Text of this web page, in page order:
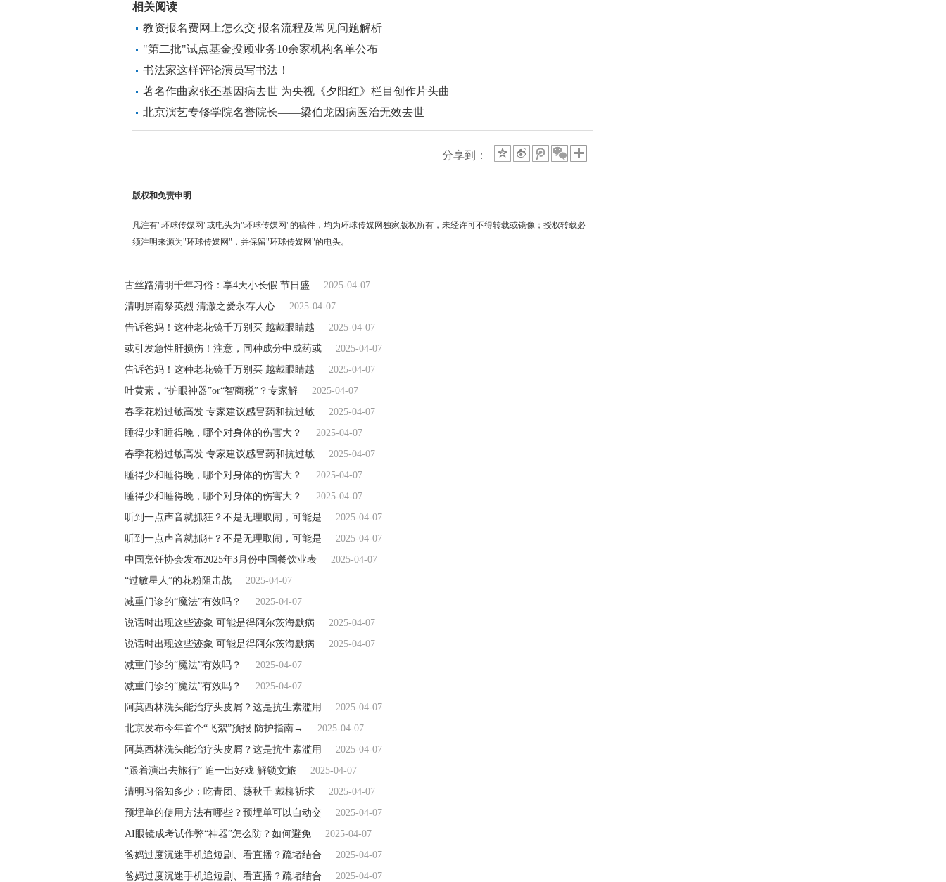
相关阅读
教资报名费网上怎么交 报名流程及常见问题解析
"第二批"试点基金投顾业务10余家机构名单公布
书法家这样评论演员写书法！
著名作曲家张丕基因病去世 为央视《夕阳红》栏目创作片头曲
北京演艺专修学院名誉院长——梁伯龙因病医治无效去世
分享到：
版权和免责申明
凡注有"环球传媒网"或电头为"环球传媒网"的稿件，均为环球传媒网独家版权所有，未经许可不得转载或镜像；授权转载必
须注明来源为"环球传媒网"，并保留"环球传媒网"的电头。
古丝路清明千年习俗：享4天小长假 节日盛
2025-04-07
清明屏南祭英烈 清澈之爱永存人心
2025-04-07
告诉爸妈！这种老花镜千万别买 越戴眼睛越
2025-04-07
或引发急性肝损伤！注意，同种成分中成药或
2025-04-07
告诉爸妈！这种老花镜千万别买 越戴眼睛越
2025-04-07
叶黄素，“护眼神器”or“智商税”？专家解
2025-04-07
春季花粉过敏高发 专家建议感冒药和抗过敏
2025-04-07
睡得少和睡得晚，哪个对身体的伤害大？
2025-04-07
春季花粉过敏高发 专家建议感冒药和抗过敏
2025-04-07
睡得少和睡得晚，哪个对身体的伤害大？
2025-04-07
睡得少和睡得晚，哪个对身体的伤害大？
2025-04-07
听到一点声音就抓狂？不是无理取闹，可能是
2025-04-07
听到一点声音就抓狂？不是无理取闹，可能是
2025-04-07
中国烹饪协会发布2025年3月份中国餐饮业表
2025-04-07
“过敏星人”的花粉阻击战
2025-04-07
减重门诊的“魔法”有效吗？
2025-04-07
说话时出现这些迹象 可能是得阿尔茨海默病
2025-04-07
说话时出现这些迹象 可能是得阿尔茨海默病
2025-04-07
减重门诊的“魔法”有效吗？
2025-04-07
减重门诊的“魔法”有效吗？
2025-04-07
阿莫西林洗头能治疗头皮屑？这是抗生素滥用
2025-04-07
北京发布今年首个“飞絮”预报 防护指南→
2025-04-07
阿莫西林洗头能治疗头皮屑？这是抗生素滥用
2025-04-07
“跟着演出去旅行” 追一出好戏 解锁文旅
2025-04-07
清明习俗知多少：吃青团、荡秋千 戴柳祈求
2025-04-07
预埋单的使用方法有哪些？预埋单可以自动交
2025-04-07
AI眼镜成考试作弊“神器”怎么防？如何避免
2025-04-07
爸妈过度沉迷手机追短剧、看直播？疏堵结合
2025-04-07
爸妈过度沉迷手机追短剧、看直播？疏堵结合
2025-04-07